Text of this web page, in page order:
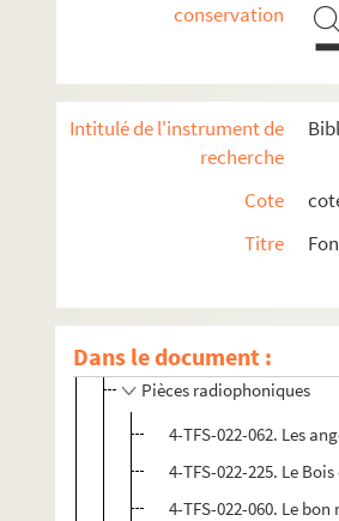
conservation
Intitulé de l'instrument de
recherche
Cote
Titre
Dans le document :
Oeuvre dramatique
Sketchs
Revues
Pièces radiophoniques
4-TFS-022-062. Les
4-TFS-022-225. Le Bois
4-TFS-022-060. Le bon